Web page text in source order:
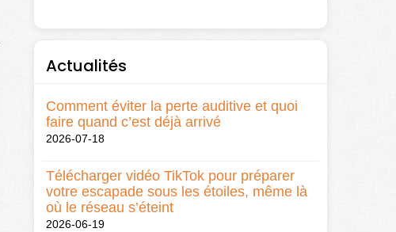
Actualités
Comment éviter la perte auditive et quoi
faire quand c’est déjà arrivé
2026-07-18
Télécharger vidéo TikTok pour préparer
votre escapade sous les étoiles, même là
où le réseau s’éteint
2026-06-19